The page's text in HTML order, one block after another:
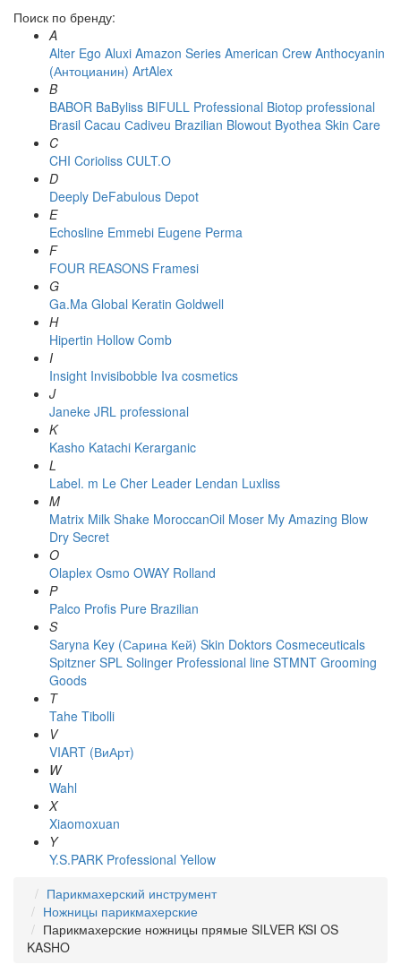
Поиск по бренду:
A
Alter Ego Aluxi Amazon Series American Crew Anthocyanin
(Антоцианин) ArtAlex
B
BABOR BaByliss BIFULL Professional Biotop professional
Brasil Cacau Сadiveu Brazilian Blowout Byothea Skin Care
C
CHI Corioliss CULT.O
D
Deeply DeFabulous Depot
E
Echosline Emmebi Eugene Perma
F
FOUR REASONS Framesi
G
Ga.Ma Global Keratin Goldwell
H
Hipertin Hollow Comb
I
Insight Invisibobble Iva cosmetics
J
Janeke JRL professional
K
Kasho Katachi Kerarganic
L
Label. m Le Cher Leader Lendan Luxliss
M
Matrix Milk Shake MoroccanOil Moser My Amazing Blow
Dry Secret
O
Olaplex Osmo OWAY Rolland
P
Palco Profis Pure Brazilian
S
Saryna Key (Сарина Кей) Skin Doktors Cosmeceuticals
Spitzner SPL Solinger Professional line STMNT Grooming
Goods
T
Tahe Tibolli
V
VIART (ВиАрт)
W
Wahl
X
Xiaomoxuan
Y
Y.S.PARK Professional Yellow
Парикмахерский инструмент
Ножницы парикмахерские
Парикмахерские ножницы прямые SILVER KSI OS
KASHO